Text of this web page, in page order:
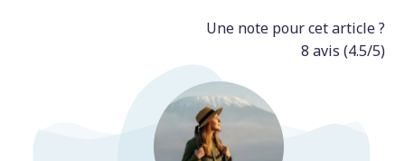
Une note pour cet article ?
8 avis (4.5/5)